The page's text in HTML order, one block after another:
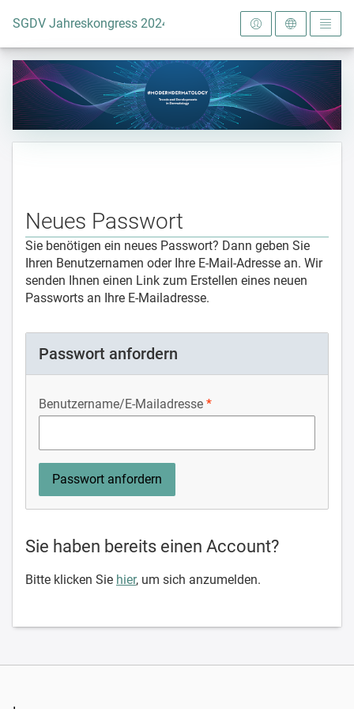
Zur Startseite
SGDV Jahreskongress 2024
Neues Passwort
Sie benötigen ein neues Passwort? Dann geben Sie
Ihren Benutzernamen oder Ihre E-Mail-Adresse an. Wir
senden Ihnen einen Link zum Erstellen eines neuen
Passworts an Ihre E-Mailadresse.
Passwort anfordern
Benutzername/E-Mailadresse
Sie haben bereits einen Account?
Bitte klicken Sie hier, um sich anzumelden.